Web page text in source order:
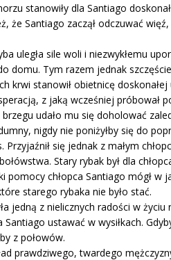
stanowiły dla Santiago
że Santiago zaczął odczuwać
uległa sile woli i niezwykłemu
domu. Tym razem jednak
krwi stanowił obietnicę
z jaką wcześniej próbował
udało mu się doholować
nigdy nie poniżyłby się do
Przyjaźnił się jednak z małym
Stary rybak był dla
pomocy chłopca Santiago mógł w
starego rybaka nie było stać.
jedną z nielicznych radości w
Santiago ustawać w wysiłkach.
z połowów.
prawdziwego, twardego